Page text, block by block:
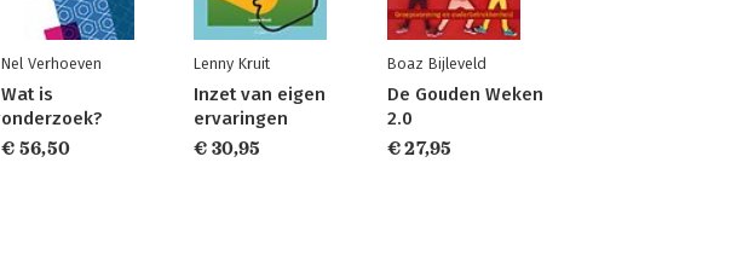
Nel Verhoeven
Wat is
onderzoek?
€ 56,50
Lenny Kruit
Inzet van eigen
ervaringen
€ 30,95
Boaz Bijleveld
De Gouden Weken
2.0
€ 27,95